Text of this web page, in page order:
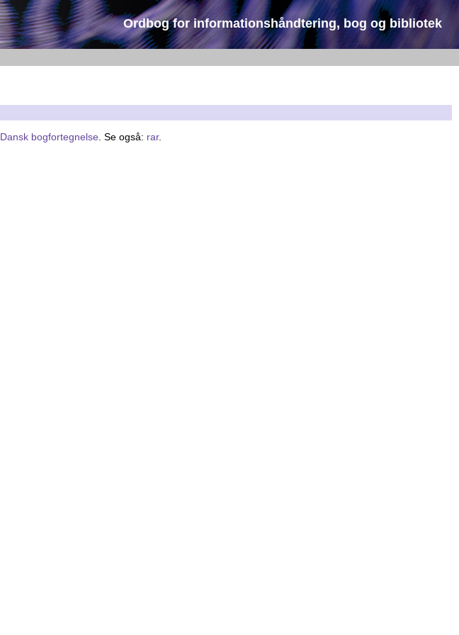
Ordbog for informationshåndtering, bog og bibliotek
Dansk bogfortegnelse . Se også: rar.